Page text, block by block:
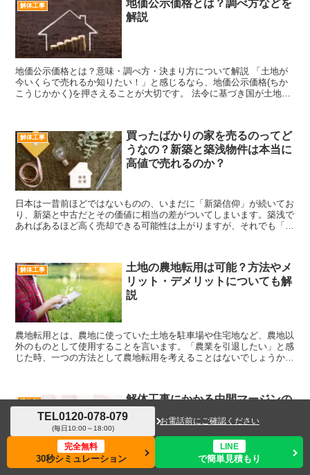
解体工事
地価公示価格とは？調べ方などを
解説
地価公示価格とは？意味・調べ方・決まり方について解説 「土地が
今いくらで売れるか知りたい！」と感じるなら、地価公示価格(ちか
こうじかかく)を押さえることが大切です。 法令に基づき国が土地の
解体工事
買ったばかりの家を売るのってど
うなの？新築と築浅物件は本当に
高値で売れるのか？
日本は一昔前ほどではないものの、いまだに「新築信仰」が続いてお
り、新築と中古だとその価値に相当の差がついてしまいます。築浅で
あればあるほど高く売却できる可能性は上がりますが、それでも「築
解体工事
土地の農地転用は可能？方法やメ
リット・デメリットについても解
説
農地転用とは、農地に使っていた土地を駐車場や住宅地など、農地以
外のものとして使用することを言います。「農業を引退したい」と感
じた時、一つの方法として農地転用を考えることはないでしょうか。
建物別
解体工事にかかる中間マージンの
相場とは？不動産屋・仲介業者に
よって費用が違う？
解体工事で支払う中間マージンについて詳しく解説します。中間マー
TEL0120-078-079
(毎日10:00～18:00)
お電話前にご確認ください
完全無料
30秒シミュレーション
LINE
で簡単見積もり
ホーム 検索 トップ